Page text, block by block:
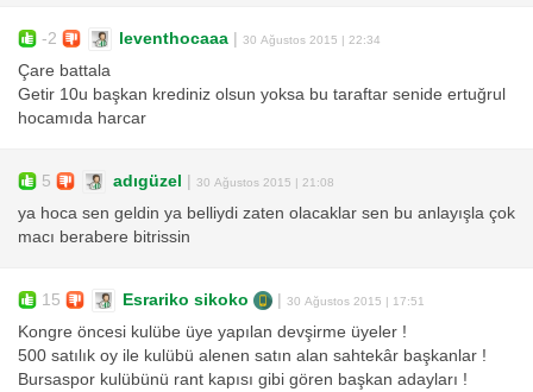
-2 leventhocaaa | 30 Ağustos 2015 | 22:34
Çare battala
Getir 10u başkan krediniz olsun yoksa bu taraftar senide ertuğrul
hocamıda harcar
5 adıgüzel | 30 Ağustos 2015 | 21:08
ya hoca sen geldin ya belliydi zaten olacaklar sen bu anlayışla çok
macı berabere bitrissin
15 Esrariko sikoko | 30 Ağustos 2015 | 17:51
Kongre öncesi kulübe üye yapılan devşirme üyeler !
500 satılık oy ile kulübü alenen satın alan sahtekâr başkanlar !
Bursaspor kulübünü rant kapısı gibi gören başkan adayları !